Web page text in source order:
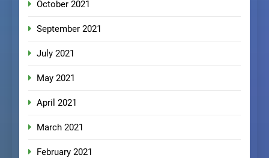
October 2021
September 2021
July 2021
May 2021
April 2021
March 2021
February 2021